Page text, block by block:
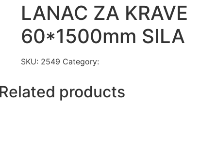
LANAC ZA KRAVE
60*1500mm SILA
SKU: 2549 Category:
Related products